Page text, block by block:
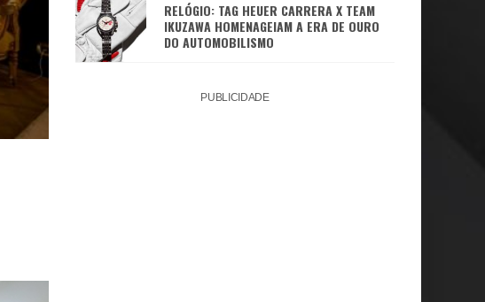
RELÓGIO: TAG HEUER CARRERA X TEAM
IKUZAWA HOMENAGEIAM A ERA DE OURO
DO AUTOMOBILISMO
PUBLICIDADE